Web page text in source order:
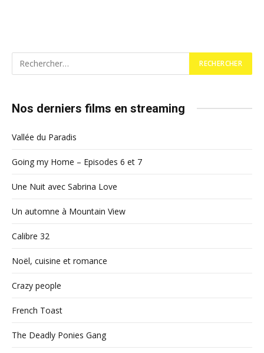
Nos derniers films en streaming
Vallée du Paradis
Going my Home – Episodes 6 et 7
Une Nuit avec Sabrina Love
Un automne à Mountain View
Calibre 32
Noël, cuisine et romance
Crazy people
French Toast
The Deadly Ponies Gang